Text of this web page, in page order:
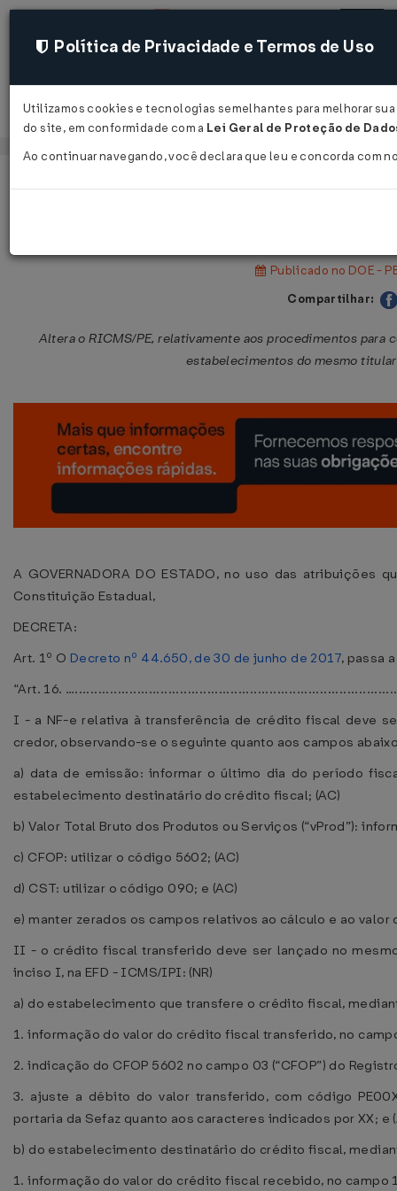
Acessar
Publicado no DOE -
Compartilhar:
Altera o RICMS/PE, relativamente aos procedimentos para
estabelecimentos do mesmo
A GOVERNADORA DO ESTADO, no uso das
Constituição Estadual,
DECRETA:
Art. 1º O Decreto nº 44.650, de 30 de junho de 2017, passa
“Art. 16.
I - a NF-e relativa à transferência de crédito fiscal deve
credor, observando-se o seguinte quanto aos campos
a) data de emissão: informar o último dia do período
estabelecimento destinatário do crédito fiscal; (AC)
b) Valor Total Bruto dos Produtos ou Serviços (“vProd”):
c) CFOP: utilizar o código 5602; (AC)
d) CST: utilizar o código 090; e (AC)
e) manter zerados os campos relativos ao cálculo e ao valor
II - o crédito fiscal transferido deve ser lançado no
inciso I, na EFD - ICMS/IPI: (NR)
a) do estabelecimento que transfere o crédito fiscal,
1. informação do valor do crédito fiscal transferido, no campo
2. indicação do CFOP 5602 no campo 03 (“CFOP”) do
3. ajuste a débito do valor transferido, com código
portaria da Sefaz quanto aos caracteres indicados por XX; e
b) do estabelecimento destinatário do crédito fiscal,
1. informação do valor do crédito fiscal recebido, no campo
Política de Privacidade e Termos de Uso
Utilizamos cookies e tecnologias semelhantes para melhorar
do site, em conformidade com a Lei Geral de Proteção de
Ao continuar navegando, você declara que leu e concorda com